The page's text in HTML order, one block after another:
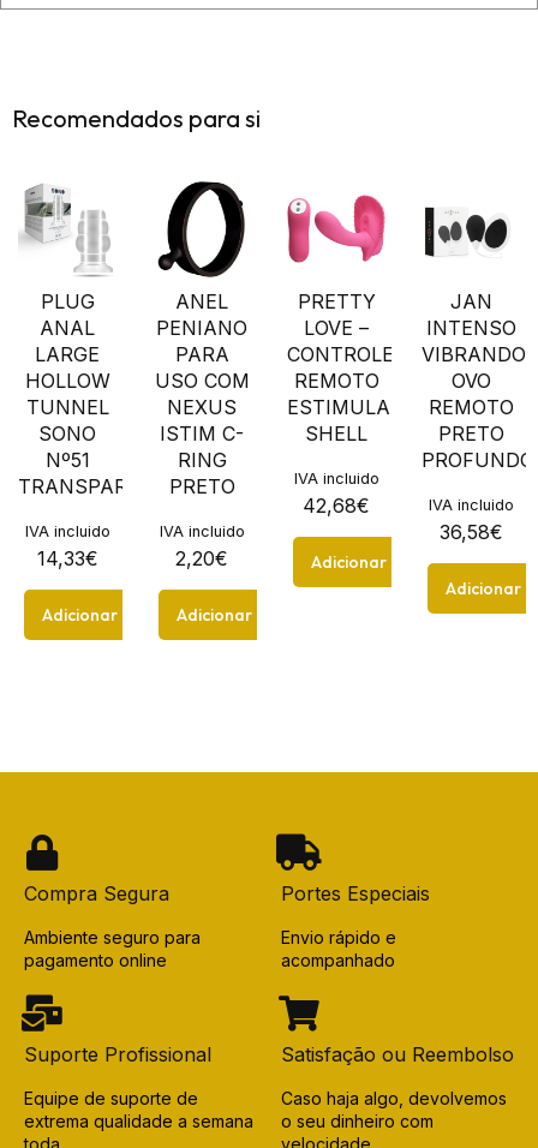
Recomendados para si
PLUG
ANAL
LARGE
HOLLOW
TUNNEL
SONO
Nº51
TRANSPARENTE
14,33€
IVA incluido
Adicionar
ANEL
PENIANO
PARA
USO COM
NEXUS
ISTIM C-
RING
PRETO
2,20€
IVA incluido
Adicionar
PRETTY
LOVE –
CONTROLE
REMOTO
ESTIMULANTE
SHELL
42,68€
IVA incluido
Adicionar
JAN
INTENSO
VIBRANDO
OVO
REMOTO
PRETO
PROFUNDO
36,58€
IVA incluido
Adicionar
Compra Segura
Ambiente seguro para
pagamento online
Portes Especiais
Envio rápido e
acompanhado
Suporte Profissional
Equipe de suporte de
extrema qualidade a semana
toda
Satisfação ou Reembolso
Caso haja algo, devolvemos
o seu dinheiro com
velocidade